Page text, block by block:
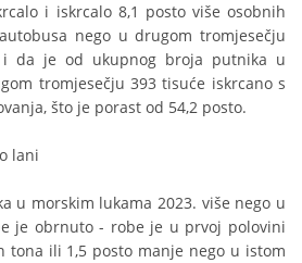
i iskrcalo 8,1 posto više osobnih
nego u drugom tromjesečju
i da je od ukupnog broja putnika u
tromjesečju 393 tisuće iskrcano s
što je porast od 54,2 posto.
lani
u morskim lukama 2023. više nego u
je obrnuto - robe je u prvoj polovini
tona ili 1,5 posto manje nego u istom